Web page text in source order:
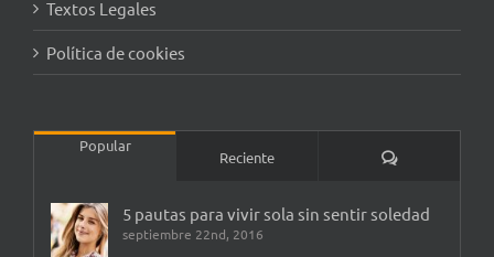
Textos Legales
Política de cookies
Popular
Reciente Comentarios
5 pautas para vivir sola sin sentir soledad
septiembre 22nd, 2016